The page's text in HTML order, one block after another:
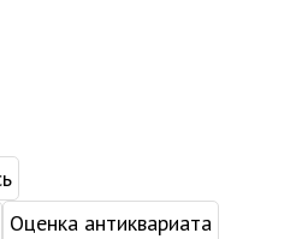
Оценка антиквариата